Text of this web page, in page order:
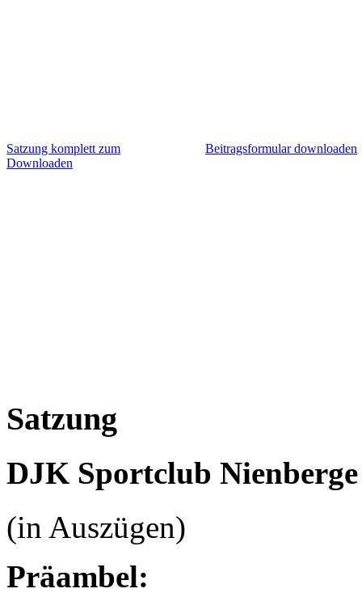
Satzung komplett zum
Downloaden
Beitragsformular downloaden
Satzung
DJK Sportclub Nienberge
(in Auszügen)
Präambel: